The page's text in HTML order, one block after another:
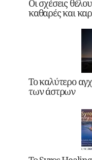
Οι σχέσεις
καθαρές και
Το καλύτερο
των άστρων